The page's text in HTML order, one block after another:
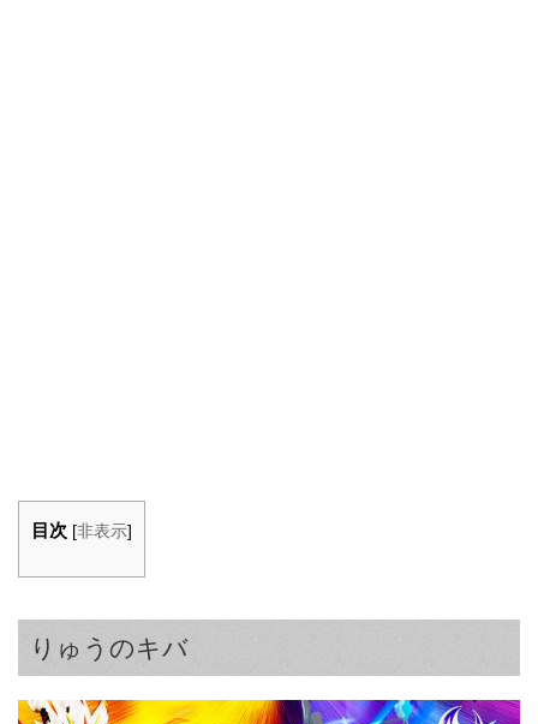
目次 [非表示]
りゅうのキバ